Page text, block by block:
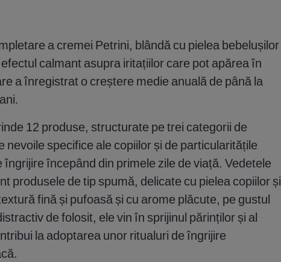
a cremei Petrini, blândă cu pielea bebelușilor
calmant asupra iritațiilor care pot apărea în
a înregistrat o creștere medie anuală de până la
12 produse, structurate pe trei categorii de
nevoile specifice ale copiilor și de particularitățile
începând din primele zile de viață. Vedetele
produsele de tip spumă, delicate cu pielea copiilor și
fină și pufoasă și cu arome plăcute, pe gustul
de folosit, ele vin în sprijinul părinților și al
la adoptarea unor ritualuri de îngrijire